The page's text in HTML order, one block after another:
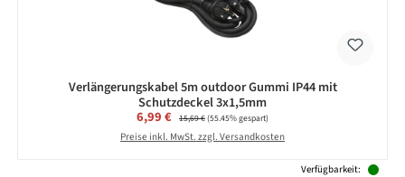
Verlängerungskabel 5m outdoor Gummi IP44 mit
Schutzdeckel 3x1,5mm
Verkaufspreis:
6,99 € Regulärer Preis:
15,69 €(55.45% gespart)
Preise inkl. MwSt. zzgl. Versandkosten
Verfügbarkeit: